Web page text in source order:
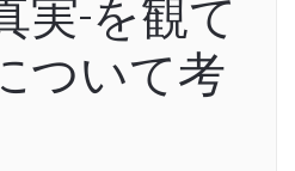
実-を観て
ついて考